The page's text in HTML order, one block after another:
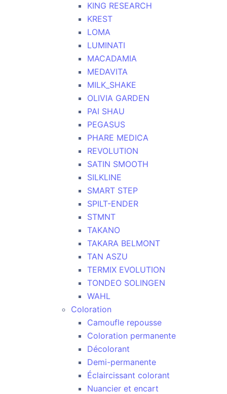
KING RESEARCH
KREST
LOMA
LUMINATI
MACADAMIA
MEDAVITA
MILK_SHAKE
OLIVIA GARDEN
PAI SHAU
PEGASUS
PHARE MEDICA
REVOLUTION
SATIN SMOOTH
SILKLINE
SMART STEP
SPILT-ENDER
STMNT
TAKANO
TAKARA BELMONT
TAN ASZU
TERMIX EVOLUTION
TONDEO SOLINGEN
WAHL
Coloration
Camoufle repousse
Coloration permanente
Décolorant
Demi-permanente
Éclaircissant colorant
Nuancier et encart